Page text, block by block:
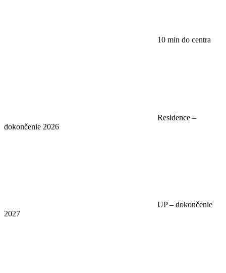
10 min do centra
Residence –
dokončenie 2026
UP – dokončenie
2027